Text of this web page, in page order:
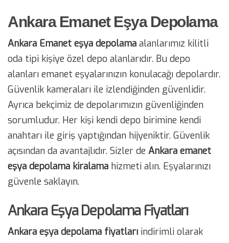
Ankara Emanet Eşya Depolama
Ankara Emanet eşya depolama alanlarımız kilitli
oda tipi kişiye özel depo alanlarıdır. Bu depo
alanları emanet eşyalarınızın konulacağı depolardır.
Güvenlik kameraları ile izlendiğinden güvenlidir.
Ayrıca bekçimiz de depolarımızın güvenliğinden
sorumludur. Her kişi kendi depo birimine kendi
anahtarı ile giriş yaptığından hijyeniktir. Güvenlik
açısından da avantajlıdır. Sizler de Ankara emanet
eşya depolama kiralama hizmeti alın. Eşyalarınızı
güvenle saklayın.
Ankara Eşya Depolama Fiyatları
Ankara eşya depolama fiyatları indirimli olarak